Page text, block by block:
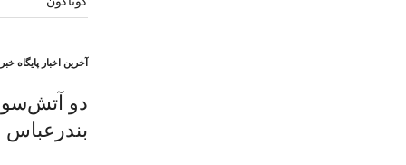
آخرین اخبار پایگاه
دو
بندرعباس